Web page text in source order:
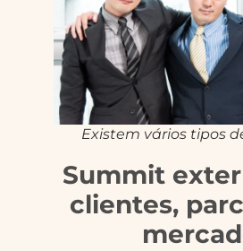
Existem vários tipos
Summit
clientes,